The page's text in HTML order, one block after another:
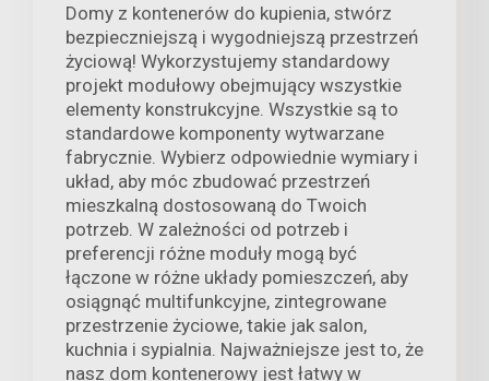
Domy z kontenerów do kupienia, stwórz
bezpieczniejszą i wygodniejszą przestrzeń
życiową! Wykorzystujemy standardowy
projekt modułowy obejmujący wszystkie
elementy konstrukcyjne. Wszystkie są to
standardowe komponenty wytwarzane
fabrycznie. Wybierz odpowiednie wymiary i
układ, aby móc zbudować przestrzeń
mieszkalną dostosowaną do Twoich
potrzeb. W zależności od potrzeb i
preferencji różne moduły mogą być
łączone w różne układy pomieszczeń, aby
osiągnąć multifunkcyjne, zintegrowane
przestrzenie życiowe, takie jak salon,
kuchnia i sypialnia. Najważniejsze jest to, że
nasz dom kontenerowy jest łatwy w